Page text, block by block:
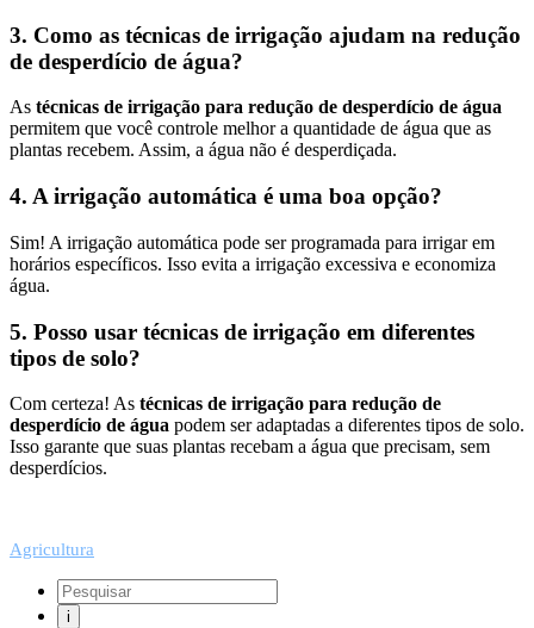
3. Como as técnicas de irrigação ajudam na redução
de desperdício de água?
As técnicas de irrigação para redução de desperdício de água
permitem que você controle melhor a quantidade de água que as
plantas recebem. Assim, a água não é desperdiçada.
4. A irrigação automática é uma boa opção?
Sim! A irrigação automática pode ser programada para irrigar em
horários específicos. Isso evita a irrigação excessiva e economiza
água.
5. Posso usar técnicas de irrigação em diferentes
tipos de solo?
Com certeza! As técnicas de irrigação para redução de
desperdício de água podem ser adaptadas a diferentes tipos de solo.
Isso garante que suas plantas recebam a água que precisam, sem
desperdícios.
Agricultura